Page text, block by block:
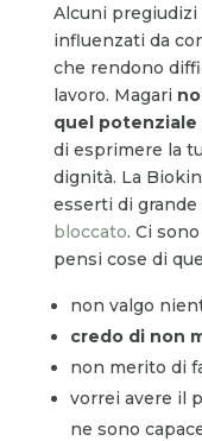
Alcuni
influenzati da
che rendono
lavoro. Magari
quel
di esprimere la
dignità. La
esserti di
bloccato. Ci
pensi cose di
non valgo
credo di non
non merito di
vorrei avere il
ne sono